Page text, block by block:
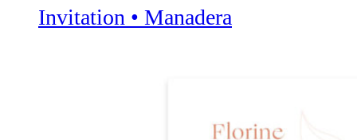
Invitation • Manadera